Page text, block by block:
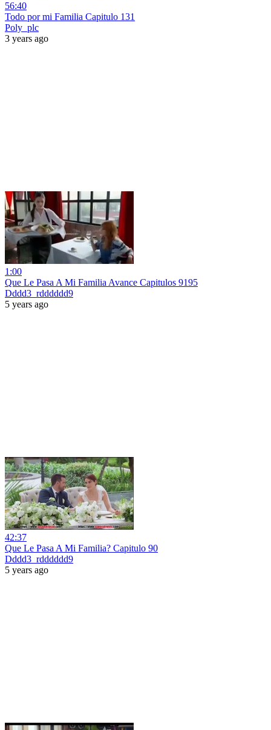
56:40
Todo por mi Familia Capitulo 131
Poly_plc
3 years ago
1:00
Que Le Pasa A Mi Familia Avance Capitulos 9195
Dddd3_rdddddd9
5 years ago
42:37
Que Le Pasa A Mi Familia? Capitulo 90
Dddd3_rdddddd9
5 years ago